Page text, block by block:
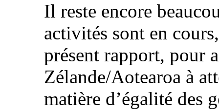
Il reste encore
activités sont en
présent rapport, pour
Zélande/Aotearoa à
matière d’égalité des